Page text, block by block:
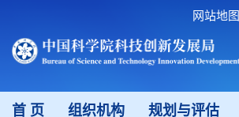
网站地图
首 页 组织机构 规划与评估